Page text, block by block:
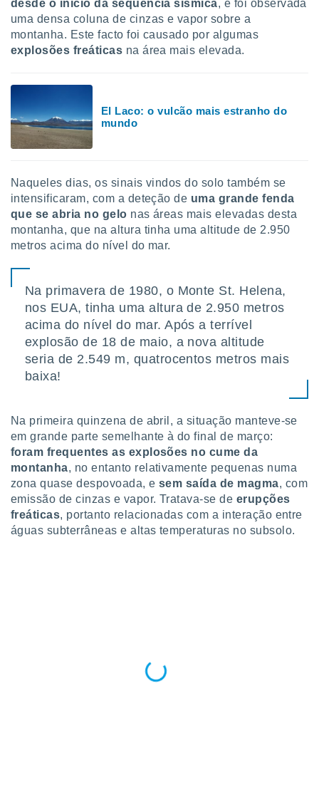
utilizar
medir
dos
os
de
de dados
fontes,
dados
através
de
desde o início da sequência sísmica, e foi observada
uma densa coluna de cinzas e vapor sobre a
montanha. Este facto foi causado por algumas
explosões freáticas na área mais elevada.
El Laco: o vulcão mais estranho do
mundo
Naqueles dias, os sinais vindos do solo também se
intensificaram, com a deteção de uma grande fenda
que se abria no gelo nas áreas mais elevadas desta
montanha, que na altura tinha uma altitude de 2.950
metros acima do nível do mar.
Na primavera de 1980, o Monte St. Helena,
nos EUA, tinha uma altura de 2.950 metros
acima do nível do mar. Após a terrível
explosão de 18 de maio, a nova altitude
seria de 2.549 m, quatrocentos metros mais
baixa!
Na primeira quinzena de abril, a situação manteve-se
em grande parte semelhante à do final de março:
foram frequentes as explosões no cume da
montanha, no entanto relativamente pequenas numa
zona quase despovoada, e sem saída de magma, com
emissão de cinzas e vapor. Tratava-se de erupções
freáticas, portanto relacionadas com a interação entre
águas subterrâneas e altas temperaturas no subsolo.